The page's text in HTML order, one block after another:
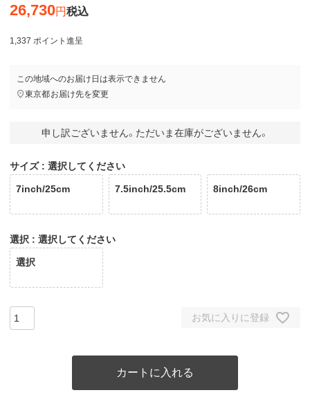
26,730 税込
1,337 ポイント進呈
この地域へのお届け日は表示できません
東京都お届け先を変更
申し訳ございません。ただいま在庫がございません。
サイズ 選択してください
7inch/25cm 7.5inch/25.5cm 8inch/26cm
選択 選択してください
選択
お気に入りに登録
カートに入れる